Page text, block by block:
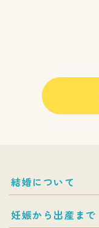
結婚について
妊娠から出産まで